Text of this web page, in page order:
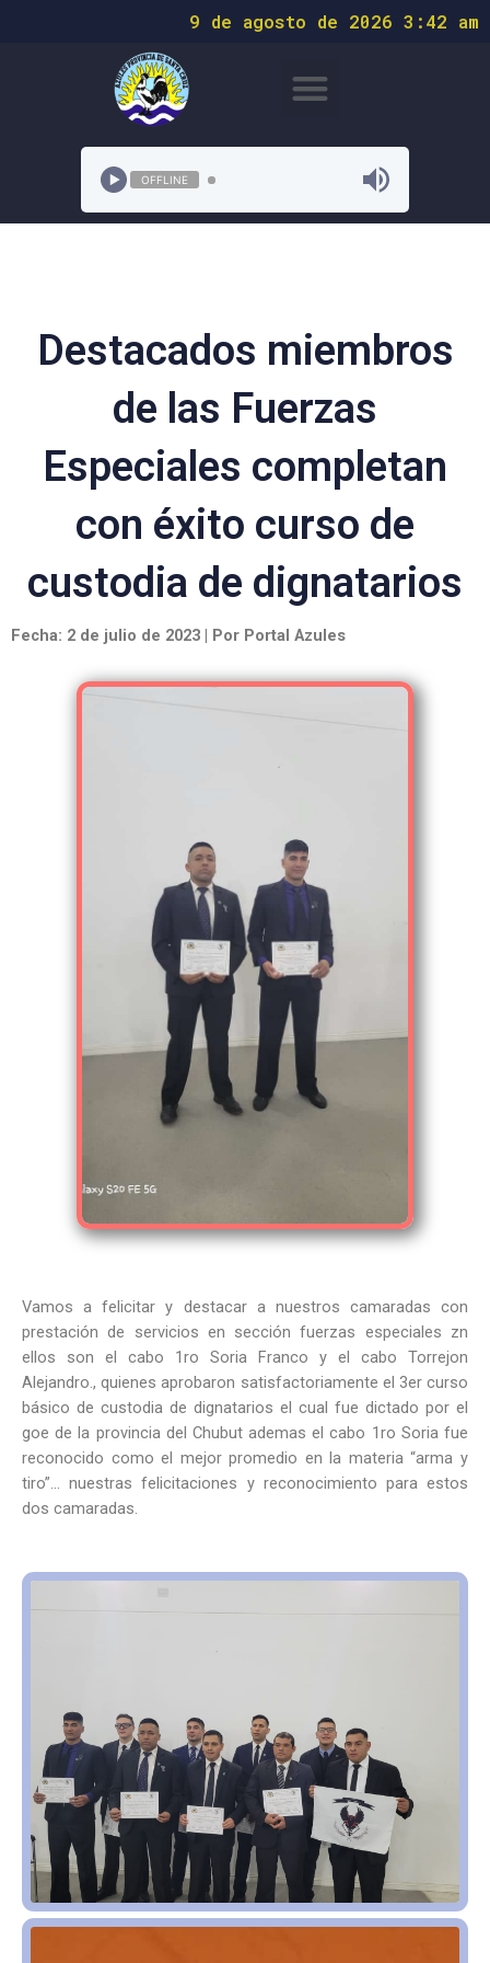
9 de agosto de 2026 3:42 am
OFFLINE
Destacados miembros
de las Fuerzas
Especiales completan
con éxito curso de
custodia de dignatarios
Fecha: 2 de julio de 2023 | Por Portal Azules
Vamos a felicitar y destacar a nuestros camaradas con
prestación de servicios en sección fuerzas especiales zn
ellos son el cabo 1ro Soria Franco y el cabo Torrejon
Alejandro., quienes aprobaron satisfactoriamente el 3er curso
básico de custodia de dignatarios el cual fue dictado por el
goe de la provincia del Chubut ademas el cabo 1ro Soria fue
reconocido como el mejor promedio en la materia “arma y
tiro”… nuestras felicitaciones y reconocimiento para estos
dos camaradas.